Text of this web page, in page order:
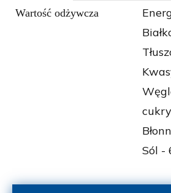
Wartość odżywcza
Sól -